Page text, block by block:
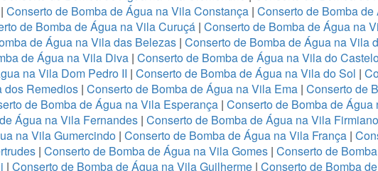
| Conserto de Bomba de Água na Vila Constança | Conserto de Bomba
de Bomba de Água na Vila Curuçá | Conserto de Bomba de Água na
de Água na Vila das Belezas| Conserto de Bomba de Água na Vila
de Água na Vila Diva| Conserto de Bomba de Água na Vila do
na Vila Dom Pedro II | Conserto de Bomba de Água na Vila do Sol |
dos Remedios | Conserto de Bomba de Água na Vila Ema | Conserto de
de Bomba de Água na Vila Esperança | Conserto de Bomba de Água
Água na Vila Fernandes| Conserto de Bomba de Água na Vila
na Vila Gumercindo| Conserto de Bomba de Água na Vila França|
| Conserto de Bomba de Água na Vila Gomes | Conserto de
| Conserto de Bomba de Água na Vila Guilherme | Conserto de Bomba